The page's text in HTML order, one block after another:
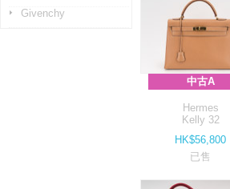
Givenchy
中古A
Hermes
Kelly 32
HK$56,800
已售